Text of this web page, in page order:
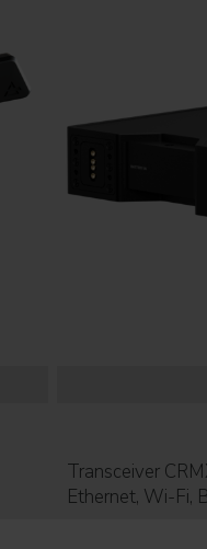
Transceiver
Ethernet, Wi-Fi,